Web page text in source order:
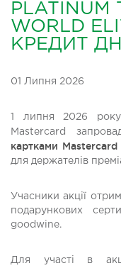
PLATINUM
WORLD
КРЕДИТ
01 Липня 2026
1 липня 2026
Mastercard
картками
для держателів
Учасники акції
подарункових
goodwine.
Для участі в